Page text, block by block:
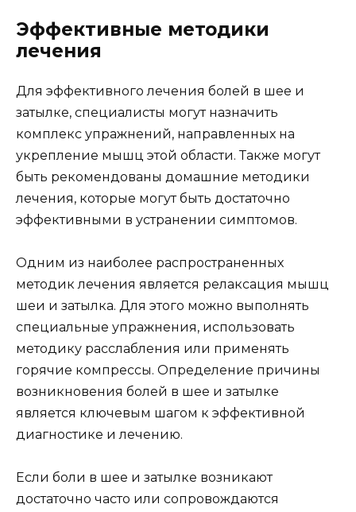
Эффективные методики
лечения
Для эффективного лечения болей в шее и
затылке, специалисты могут назначить
комплекс упражнений, направленных на
укрепление мышц этой области. Также могут
быть рекомендованы домашние методики
лечения, которые могут быть достаточно
эффективными в устранении симптомов.
Одним из наиболее распространенных
методик лечения является релаксация мышц
шеи и затылка. Для этого можно выполнять
специальные упражнения, использовать
методику расслабления или применять
горячие компрессы. Определение причины
возникновения болей в шее и затылке
является ключевым шагом к эффективной
диагностике и лечению.
Если боли в шее и затылке возникают
достаточно часто или сопровождаются